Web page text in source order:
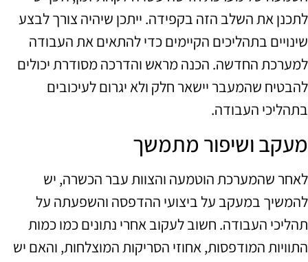
לתכנן את השלב הזה בקפידה. ייתכן שיהיה צורך לבצע
שינויים בתהליכים הקיימים כדי להתאים את העבודה
למערכת החדשה. הכנה מראש והדרכה מסודרת יכולים
להבטיח שהמעבר יישאר חלק ולא יגרום לעיכובים
בתהליכי העבודה.
מעקב ושיפור מתמשך
לאחר שהמערכת הוטמעה והצוות עבר הכשרה, יש
להמשיך במעקב על ביצועי ההדפסה והשפעתה על
תהליכי העבודה. חשוב לעקוב אחרי נתונים כמו כמות
התוויות המודפסות, אחוזי הסריקות המוצלחות, והאם יש